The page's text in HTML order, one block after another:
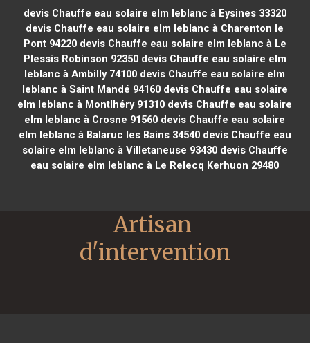
devis Chauffe eau solaire elm leblanc à Eysines 33320
devis Chauffe eau solaire elm leblanc à Charenton le
Pont 94220devis Chauffe eau solaire elm leblanc à Le
Plessis Robinson 92350devis Chauffe eau solaire elm
leblanc à Ambilly 74100 devis Chauffe eau solaire elm
leblanc à Saint Mandé 94160devis Chauffe eau solaire
elm leblanc à Montlhéry 91310 devis Chauffe eau solaire
elm leblanc à Crosne 91560 devis Chauffe eau solaire
elm leblanc à Balaruc les Bains 34540devis Chauffe eau
solaire elm leblanc à Villetaneuse 93430devis Chauffe
eau solaire elm leblanc à Le Relecq Kerhuon 29480
Artisan
d'intervention